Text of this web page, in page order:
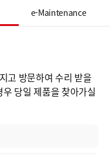
e-Maintenance
고 방문하여 수리 받을
당일 제품을 찾아가실